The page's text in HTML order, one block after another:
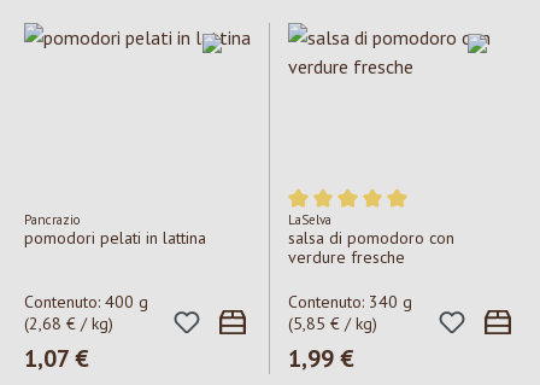
Pancrazio
pomodori pelati in lattina
Contenuto: 400 g
(2,68 € / kg)
Prezzo normale:
1,07 €
Valutazione media di 5 su 5
LaSelva
salsa di pomodoro con
verdure fresche
Contenuto: 340 g
(5,85 € / kg)
Prezzo normale:
1,99 €